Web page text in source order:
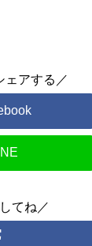
ェアする／
てね／